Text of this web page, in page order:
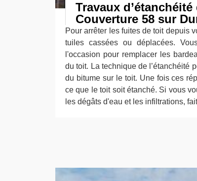
Travaux
Couverture 58 sur
Pour arrêter les fuites de toit depuis
tuiles cassées ou déplacées.
l'occasion pour remplacer les
du toit. La technique de l’étanchéité
du bitume sur le toit. Une fois ces
ce que le toit soit étanché. Si vous
les dégâts d'eau et les infiltrations,